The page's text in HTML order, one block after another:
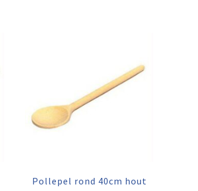
Pollepel rond 40cm hout